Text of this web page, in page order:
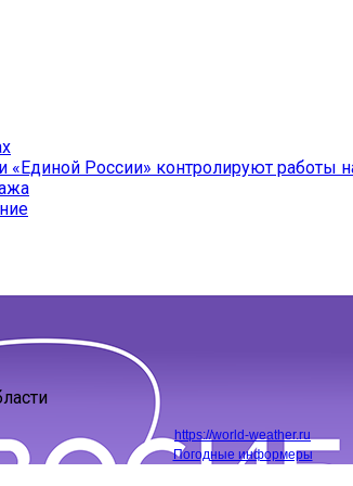
России» контролируют работы
https://world-weather.ru
Погодные информеры